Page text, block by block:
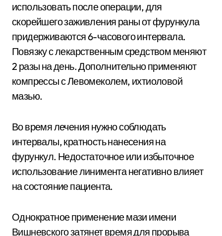
использовать после операции, для
скорейшего заживления раны от фурункула
придерживаются 6-часового интервала.
Повязку с лекарственным средством меняют
2 разы на день. Дополнительно применяют
компрессы с Левомеколем, ихтиоловой
мазью.
Во время лечения нужно соблюдать
интервалы, кратность нанесения на
фурункул. Недостаточное или избыточное
использование линимента негативно влияет
на состояние пациента.
Однократное применение мази имени
Вишневского затянет время для прорыва